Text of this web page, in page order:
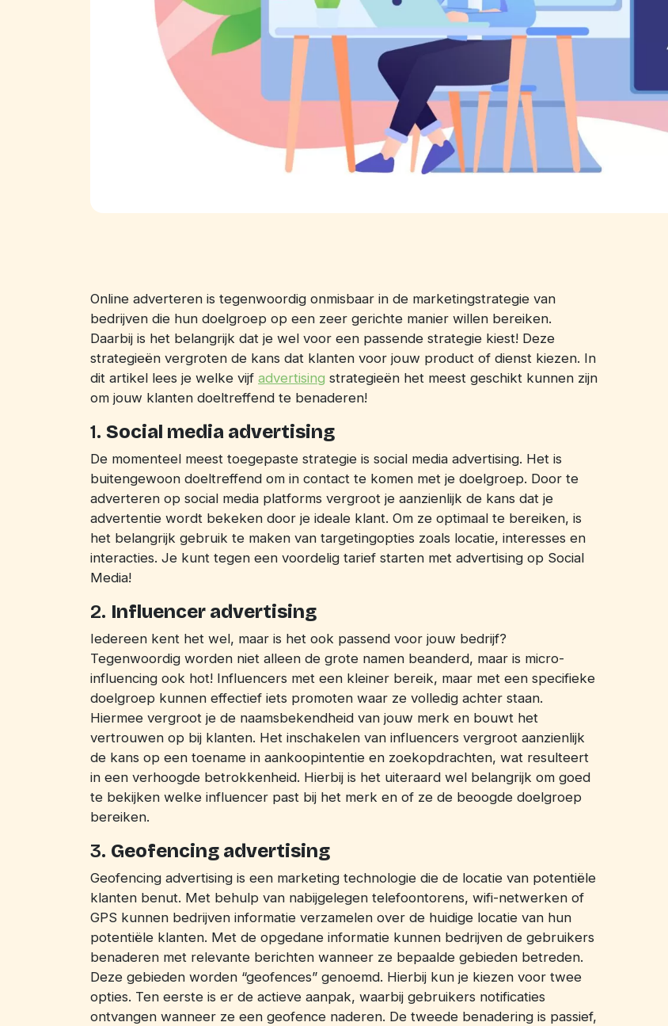
Online adverteren is tegenwoordig onmisbaar in de marketingstrategie van
bedrijven die hun doelgroep op een zeer gerichte manier willen bereiken.
Daarbij is het belangrijk dat je wel voor een passende strategie kiest! Deze
strategieën vergroten de kans dat klanten voor jouw product of dienst kiezen. In
dit artikel lees je welke vijf advertising strategieën het meest geschikt kunnen zijn
om jouw klanten doeltreffend te benaderen!
1. Social media advertising
De momenteel meest toegepaste strategie is social media advertising. Het is
buitengewoon doeltreffend om in contact te komen met je doelgroep. Door te
adverteren op social media platforms vergroot je aanzienlijk de kans dat je
advertentie wordt bekeken door je ideale klant. Om ze optimaal te bereiken, is
het belangrijk gebruik te maken van targetingopties zoals locatie, interesses en
interacties. Je kunt tegen een voordelig tarief starten met advertising op Social
Media!
2. Influencer advertising
Iedereen kent het wel, maar is het ook passend voor jouw bedrijf?
Tegenwoordig worden niet alleen de grote namen beanderd, maar is micro-
influencing ook hot! Influencers met een kleiner bereik, maar met een specifieke
doelgroep kunnen effectief iets promoten waar ze volledig achter staan.
Hiermee vergroot je de naamsbekendheid van jouw merk en bouwt het
vertrouwen op bij klanten. Het inschakelen van influencers vergroot aanzienlijk
de kans op een toename in aankoopintentie en zoekopdrachten, wat resulteert
in een verhoogde betrokkenheid. Hierbij is het uiteraard wel belangrijk om goed
te bekijken welke influencer past bij het merk en of ze de beoogde doelgroep
bereiken.
3. Geofencing advertising
Geofencing advertising is een marketing technologie die de locatie van potentiële
klanten benut. Met behulp van nabijgelegen telefoontorens, wifi-netwerken of
GPS kunnen bedrijven informatie verzamelen over de huidige locatie van hun
potentiële klanten. Met de opgedane informatie kunnen bedrijven de gebruikers
benaderen met relevante berichten wanneer ze bepaalde gebieden betreden.
Deze gebieden worden “geofences” genoemd. Hierbij kun je kiezen voor twee
opties. Ten eerste is er de actieve aanpak, waarbij gebruikers notificaties
ontvangen wanneer ze een geofence naderen. De tweede benadering is passief,